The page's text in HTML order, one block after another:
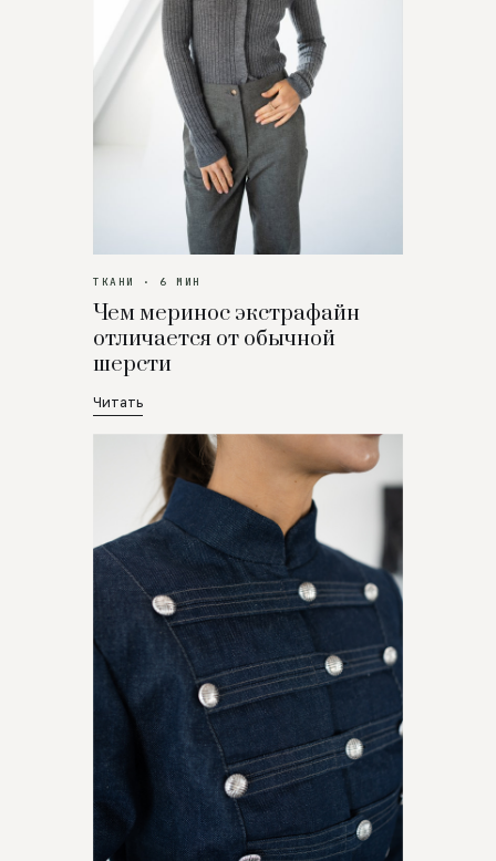
ТКАНИ · 6 МИН
Чем меринос экстрафайн
отличается от обычной
шерсти
Читать